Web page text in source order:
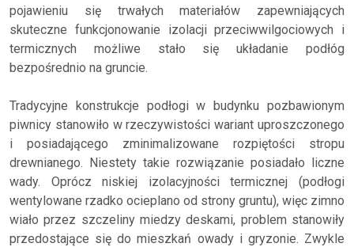
pojawieniu się trwałych materiałów zapewniających
skuteczne funkcjonowanie izolacji przeciwwilgociowych i
termicznych możliwe stało się układanie podłóg
bezpośrednio na gruncie.
Tradycyjne konstrukcje podłogi w budynku pozbawionym
piwnicy stanowiło w rzeczywistości wariant uproszczonego
i posiadającego zminimalizowane rozpiętości stropu
drewnianego. Niestety takie rozwiązanie posiadało liczne
wady. Oprócz niskiej izolacyjności termicznej (podłogi
wentylowane rzadko ocieplano od strony gruntu), więc zimno
wiało przez szczeliny miedzy deskami, problem stanowiły
przedostające się do mieszkań owady i gryzonie. Zwykle